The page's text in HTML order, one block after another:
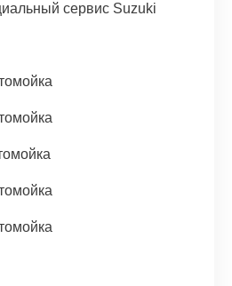
сервис Suzuki